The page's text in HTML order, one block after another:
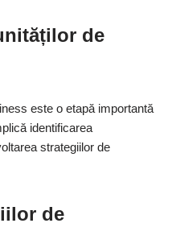
de
este o etapă importantă
identificarea
strategiilor de
de